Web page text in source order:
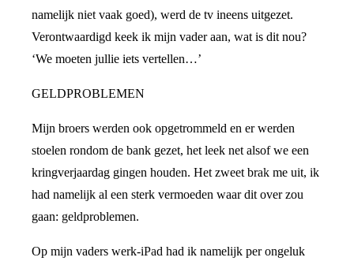
namelijk niet vaak goed), werd de tv ineens uitgezet.
Verontwaardigd keek ik mijn vader aan, wat is dit nou?
‘We moeten jullie iets vertellen…’
GELDPROBLEMEN
Mijn broers werden ook opgetrommeld en er werden
stoelen rondom de bank gezet, het leek net alsof we een
kringverjaardag gingen houden. Het zweet brak me uit, ik
had namelijk al een sterk vermoeden waar dit over zou
gaan: geldproblemen.
Op mijn vaders werk-iPad had ik namelijk per ongeluk